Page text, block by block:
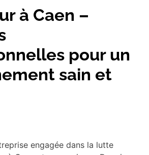
à Caen –
pour un
sain et
engagée dans la lutte